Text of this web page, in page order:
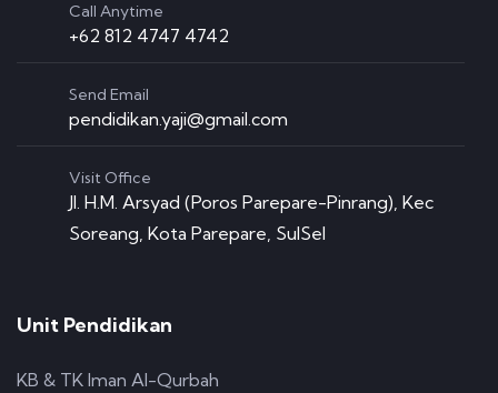
Call Anytime
+62 812 4747 4742
Send Email
pendidikan.yaji@gmail.com
Visit Office
Jl. H.M. Arsyad (Poros Parepare-Pinrang), Kec
Soreang, Kota Parepare, SulSel
Unit Pendidikan
KB & TK Iman Al-Qurbah